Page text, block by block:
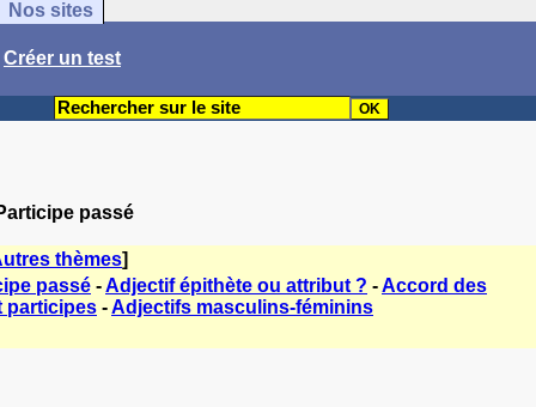
Nos sites
Créer un test
passé
thèmes]
passé -Adjectif épithète ou attribut ? -Accord des
participes -Adjectifs masculins-féminins